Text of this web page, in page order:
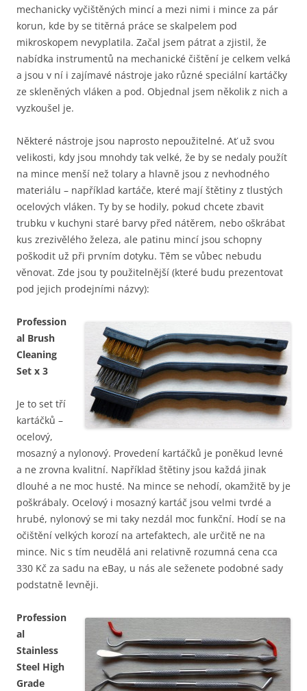
mechanicky vyčištěných mincí a mezi nimi i mince za pár
korun, kde by se titěrná práce se skalpelem pod
mikroskopem nevyplatila. Začal jsem pátrat a zjistil, že
nabídka instrumentů na mechanické čištění je celkem velká
a jsou v ní i zajímavé nástroje jako různé speciální kartáčky
ze skleněných vláken a pod. Objednal jsem několik z nich a
vyzkoušel je.
Některé nástroje jsou naprosto nepoužitelné. Ať už svou
velikosti, kdy jsou mnohdy tak velké, že by se nedaly použít
na mince menší než tolary a hlavně jsou z nevhodného
materiálu – například kartáče, které mají štětiny z tlustých
ocelových vláken. Ty by se hodily, pokud chcete zbavit
trubku v kuchyni staré barvy před nátěrem, nebo oškrábat
kus zrezivělého železa, ale patinu mincí jsou schopny
poškodit už při prvním dotyku. Těm se vůbec nebudu
věnovat. Zde jsou ty použitelnější (které budu prezentovat
pod jejich prodejními názvy):
Profession
al Brush
Cleaning
Set x 3
Je to set tří
kartáčků –
ocelový,
mosazný a nylonový. Provedení kartáčků je poněkud levné
a ne zrovna kvalitní. Například štětiny jsou každá jinak
dlouhé a ne moc husté. Na mince se nehodí, okamžitě by je
poškrábaly. Ocelový i mosazný kartáč jsou velmi tvrdé a
hrubé, nylonový se mi taky nezdál moc funkční. Hodí se na
očištění velkých korozí na artefaktech, ale určitě ne na
mince. Nic s tím neudělá ani relativně rozumná cena cca
330 Kč za sadu na eBay, u nás ale seženete podobné sady
podstatně levněji.
Profession
al
Stainless
Steel High
Grade